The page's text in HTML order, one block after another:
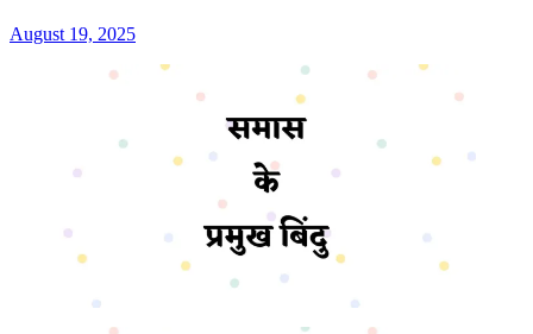
August 19, 2025